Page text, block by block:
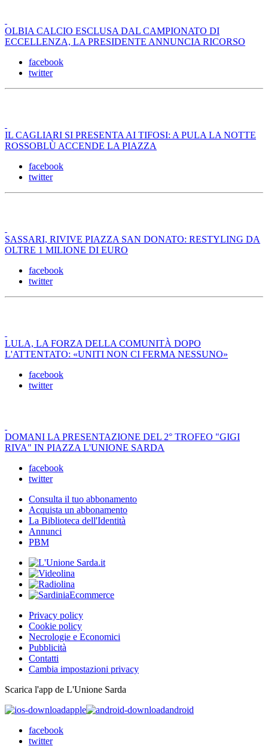
OLBIA CALCIO ESCLUSA DAL CAMPIONATO DI
ECCELLENZA, LA PRESIDENTE ANNUNCIA RICORSO
facebook
twitter
IL CAGLIARI SI PRESENTA AI TIFOSI: A PULA LA NOTTE
ROSSOBLÙ ACCENDE LA PIAZZA
facebook
twitter
SASSARI, RIVIVE PIAZZA SAN DONATO: RESTYLING DA
OLTRE 1 MILIONE DI EURO
facebook
twitter
LULA, LA FORZA DELLA COMUNITÀ DOPO
L'ATTENTATO: «UNITI NON CI FERMA NESSUNO»
facebook
twitter
DOMANI LA PRESENTAZIONE DEL 2° TROFEO "GIGI
RIVA" IN PIAZZA L'UNIONE SARDA
facebook
twitter
Consulta il tuo abbonamento
Acquista un abbonamento
La Biblioteca dell'Identità
Annunci
PBM
Privacy policy
Cookie policy
Necrologie e Economici
Pubblicità
Contatti
Cambia impostazioni privacy
Scarica l'app de L'Unione Sarda
apple
android
facebook
twitter